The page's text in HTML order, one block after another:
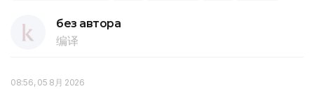
без автора
编译
08:56, 05 8月 2026